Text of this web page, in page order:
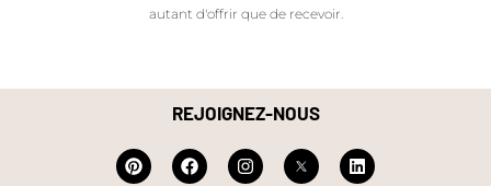
autant d'offrir que de recevoir.
REJOIGNEZ-NOUS